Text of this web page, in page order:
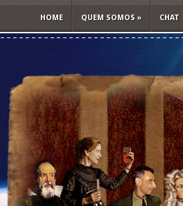
HOME QUEM SOMOS » CHAT